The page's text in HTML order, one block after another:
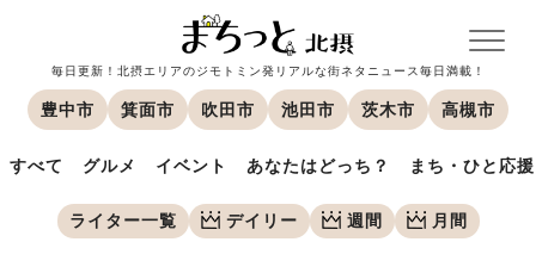
毎日更新！北摂エリアのジモトミン発リアルな街ネタニュース毎日満載！
豊中市 箕面市 吹田市 池田市 茨木市 高槻市
すべて グルメ イベント あなたはどっち？ まち・ひと応援
ライター一覧 デイリー 週間 月間